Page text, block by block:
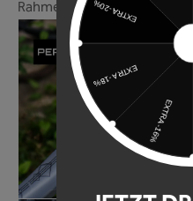
Rahmenschutzfolie zu den